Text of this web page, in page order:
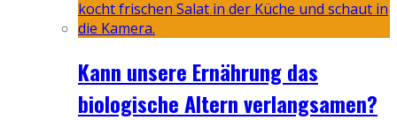
Kann unsere Ernährung das
biologische Altern verlangsamen?